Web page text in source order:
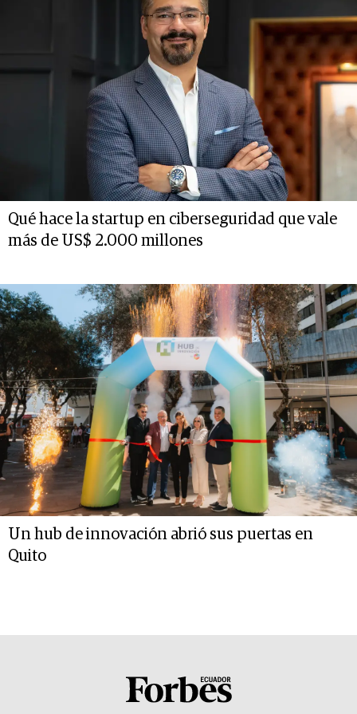
Qué hace la startup en ciberseguridad que vale
más de US$ 2.000 millones
Un hub de innovación abrió sus puertas en
Quito